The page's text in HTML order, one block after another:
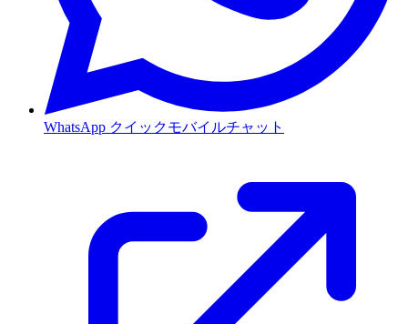
WhatsApp クイックモバイルチャット